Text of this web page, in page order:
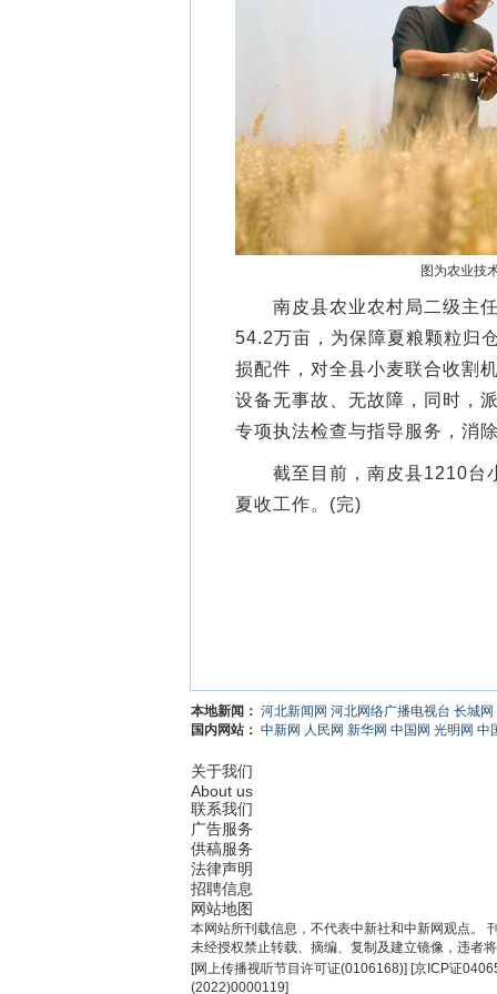
图为农业技
南皮县农业农村局二级主任
54.2万亩，为保障夏粮颗粒归
损配件，对全县小麦联合收割
设备无事故、无故障，同时，
专项执法检查与指导服务，消
截至目前，南皮县1210台小
夏收工作。(完)
本地新闻： 河北新闻网 河北网络广播电视台 长城网
国内网站： 中新网 人民网 新华网 中国网 光明网 中
关于我们
About us
联系我们
广告服务
供稿服务
法律声明
招聘信息
网站地图
本网站所刊载信息，不代表中新社和中新网观点。
未经授权禁止转载、摘编、复制及建立镜像，违者
[网上传播视听节目许可证(0106168)] [京ICP证
(2022)0000119]